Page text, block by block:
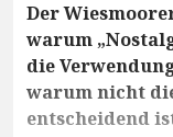
Der
warum
die
warum nicht
entscheidend